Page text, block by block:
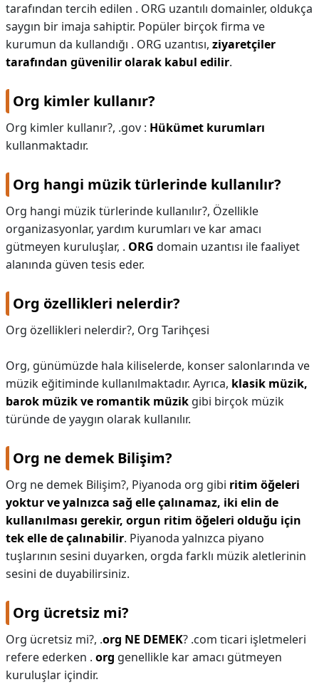
tarafından tercih edilen . ORG uzantılı domainler, oldukça
saygın bir imaja sahiptir. Popüler birçok firma ve
kurumun da kullandığı . ORG uzantısı, ziyaretçiler
tarafından güvenilir olarak kabul edilir.
Org kimler kullanır?
Org kimler kullanır?, .gov : Hükümet kurumları
kullanmaktadır.
Org hangi müzik türlerinde kullanılır?
Org hangi müzik türlerinde kullanılır?, Özellikle
organizasyonlar, yardım kurumları ve kar amacı
gütmeyen kuruluşlar, . ORG domain uzantısı ile faaliyet
alanında güven tesis eder.
Org özellikleri nelerdir?
Org özellikleri nelerdir?, Org Tarihçesi
Org, günümüzde hala kiliselerde, konser salonlarında ve
müzik eğitiminde kullanılmaktadır. Ayrıca, klasik müzik,
barok müzik ve romantik müzik gibi birçok müzik
türünde de yaygın olarak kullanılır.
Org ne demek Bilişim?
Org ne demek Bilişim?, Piyanoda org gibi ritim öğeleri
yoktur ve yalnızca sağ elle çalınamaz, iki elin de
kullanılması gerekir, orgun ritim öğeleri olduğu için
tek elle de çalınabilir. Piyanoda yalnızca piyano
tuşlarının sesini duyarken, orgda farklı müzik aletlerinin
sesini de duyabilirsiniz.
Org ücretsiz mi?
Org ücretsiz mi?, .org NE DEMEK? .com ticari işletmeleri
refere ederken . org genellikle kar amacı gütmeyen
kuruluşlar içindir.